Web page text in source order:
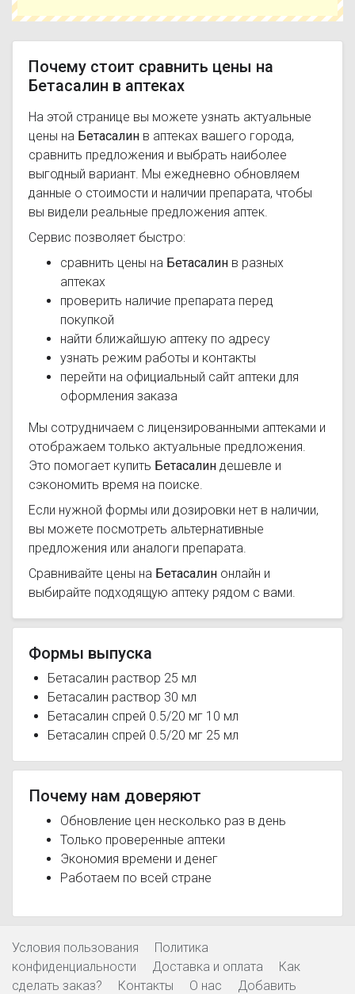
оптимальный вариант по цене и наличию.
Почему стоит сравнить цены на
Бетасалин в аптеках
На этой странице вы можете узнать актуальные
цены на Бетасалин в аптеках вашего города,
сравнить предложения и выбрать наиболее
выгодный вариант. Мы ежедневно обновляем
данные о стоимости и наличии препарата, чтобы
вы видели реальные предложения аптек.
Сервис позволяет быстро:
сравнить цены на Бетасалин в разных
аптеках
проверить наличие препарата перед
покупкой
найти ближайшую аптеку по адресу
узнать режим работы и контакты
перейти на официальный сайт аптеки для
оформления заказа
Мы сотрудничаем с лицензированными аптеками и
отображаем только актуальные предложения.
Это помогает купить Бетасалин дешевле и
сэкономить время на поиске.
Если нужной формы или дозировки нет в наличии,
вы можете посмотреть альтернативные
предложения или аналоги препарата.
Сравнивайте цены на Бетасалин онлайн и
выбирайте подходящую аптеку рядом с вами.
Формы выпуска
Бетасалин раствор 25 мл
Бетасалин раствор 30 мл
Бетасалин спрей 0.5/20 мг 10 мл
Бетасалин спрей 0.5/20 мг 25 мл
Почему нам доверяют
Обновление цен несколько раз в день
Только проверенные аптеки
Экономия времени и денег
Работаем по всей стране
Условия пользования
Политика
конфиденциальности
Доставка и оплата
Как
сделать заказ?
Контакты О нас Добавить